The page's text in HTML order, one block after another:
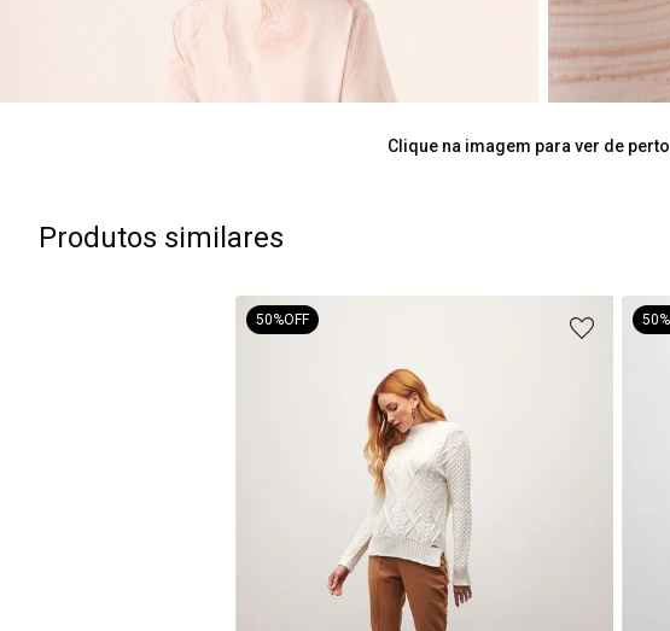
Clique na imagem para ver de perto
Produtos similares
50%OFF 50%